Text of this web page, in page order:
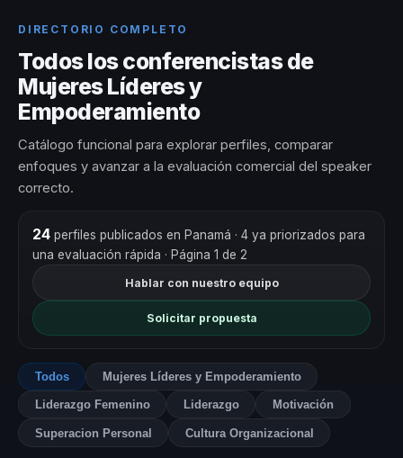
DIRECTORIO COMPLETO
Todos los conferencistas de
Mujeres Líderes y
Empoderamiento
Catálogo funcional para explorar perfiles, comparar
enfoques y avanzar a la evaluación comercial del speaker
correcto.
24perfiles publicados en Panamá · 4 ya priorizados para
una evaluación rápida · Página 1 de 2
Hablar con nuestro equipo
Solicitar propuesta
Todos Mujeres Líderes y Empoderamiento
Liderazgo Femenino Liderazgo Motivación
Superacion Personal Cultura Organizacional